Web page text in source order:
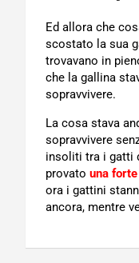
Ed allora che
scostato la sua
trovavano in
che la gallina
sopravvivere.
La cosa stava
sopravvivere
insoliti tra i gatti
provato una
ora i gattini
ancora, mentre